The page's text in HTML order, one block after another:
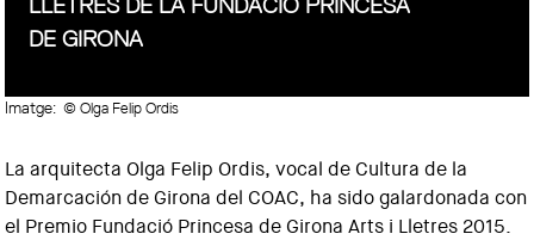
DE GIRONA
Imatge: © Olga Felip Ordis
La arquitecta Olga Felip Ordis, vocal de Cultura de la
Demarcación de Girona del COAC, ha sido galardonada con
el Premio Fundació Princesa de Girona Arts i Lletres 2015.